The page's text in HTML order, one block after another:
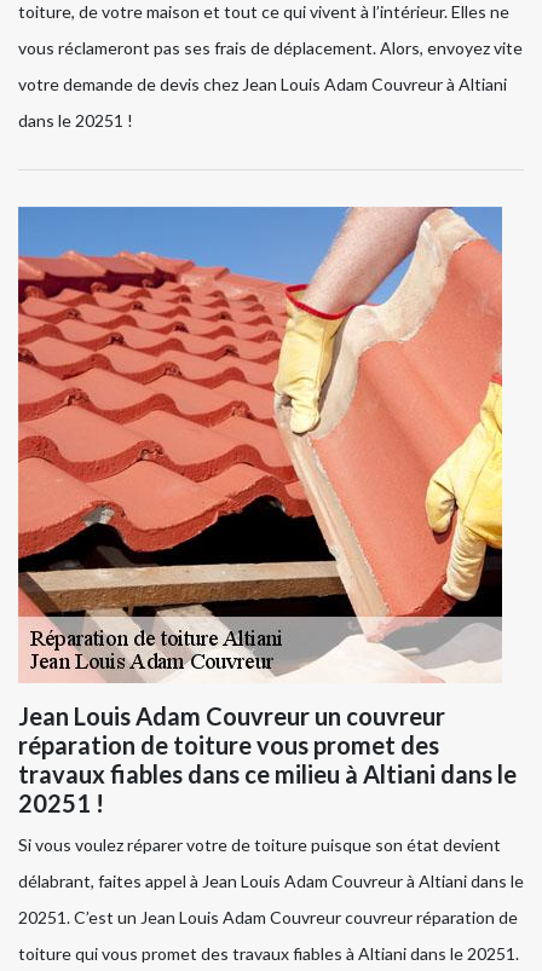
toiture, de votre maison et tout ce qui vivent à l’intérieur. Elles ne
vous réclameront pas ses frais de déplacement. Alors, envoyez vite
votre demande de devis chez Jean Louis Adam Couvreur à Altiani
dans le 20251 !
Jean Louis Adam Couvreur un couvreur
réparation de toiture vous promet des
travaux fiables dans ce milieu à Altiani dans le
20251 !
Si vous voulez réparer votre de toiture puisque son état devient
délabrant, faites appel à Jean Louis Adam Couvreur à Altiani dans le
20251. C’est un Jean Louis Adam Couvreur couvreur réparation de
toiture qui vous promet des travaux fiables à Altiani dans le 20251.